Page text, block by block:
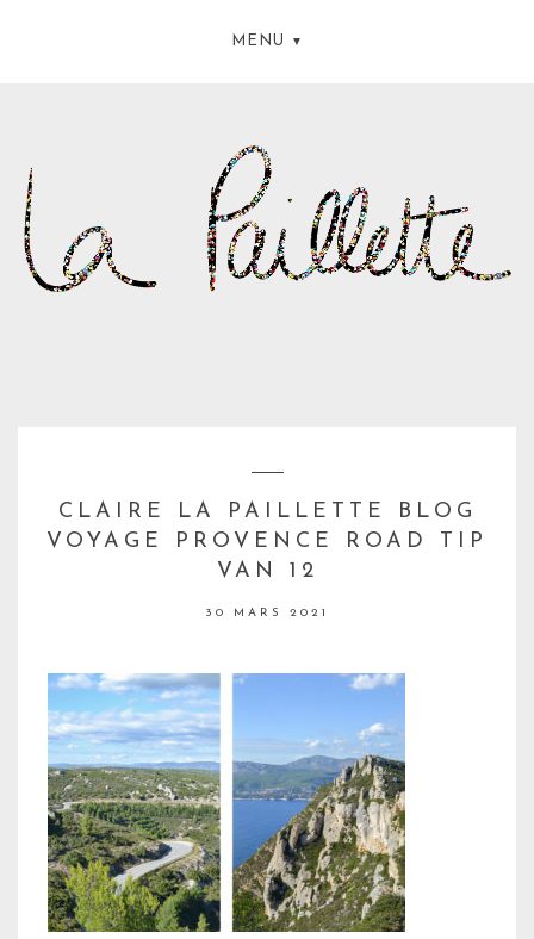
MENU
CLAIRE LA PAILLETTE BLOG
VOYAGE PROVENCE ROAD TIP
VAN 12
30 MARS 2021